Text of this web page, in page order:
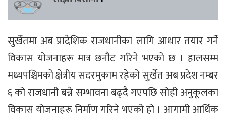
सुर्खेतमा अब प्रादेशिक राजधानीका लागि आधार तयार गर्ने
विकास योजनाहरू मात्र छनौट गरिने भएको छ । हालसम्म
मध्यपश्चिमको क्षेत्रीय सदरमुकाम रहेको सुर्खेत अब प्रदेश नम्बर
६ को राजधानी बन्ने सम्भावना बढ्दै गएपछि सोही अनुकूलका
विकास योजनाहरू निर्माण गरिने भएको हो । आगामी आर्थिक